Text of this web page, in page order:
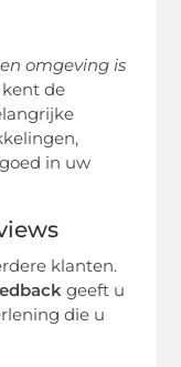
omgeving is
de
in uw
klanten.
geeft u
die u